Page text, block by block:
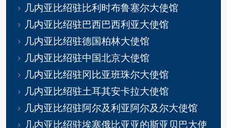
几内亚比绍驻比利时布鲁塞尔大使馆
几内亚比绍驻巴西巴西利亚大使馆
几内亚比绍驻德国柏林大使馆
几内亚比绍驻中国北京大使馆
几内亚比绍驻冈比亚班珠尔大使馆
几内亚比绍驻土耳其安卡拉大使馆
几内亚比绍驻阿尔及利亚阿尔及尔大使馆
几内亚比绍驻埃塞俄比亚亚的斯亚贝巴大使